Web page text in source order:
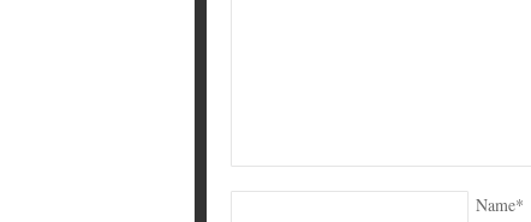
Name*